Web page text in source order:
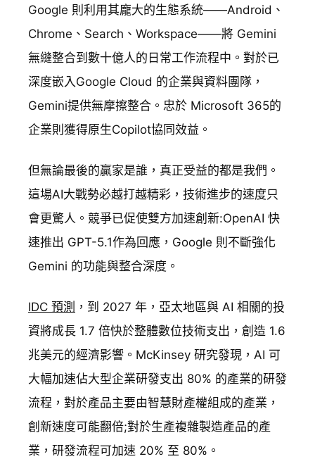
Google 則利用其龐大的生態系統——Android、
Chrome、Search、Workspace——將 Gemini
無縫整合到數十億人的日常工作流程中。對於已
深度嵌入Google Cloud 的企業與資料團隊，
Gemini提供無摩擦整合。忠於 Microsoft 365的
企業則獲得原生Copilot協同效益。
但無論最後的贏家是誰，真正受益的都是我們。
這場AI大戰勢必越打越精彩，技術進步的速度只
會更驚人。競爭已促使雙方加速創新:OpenAI 快
速推出 GPT-5.1作為回應，Google 則不斷強化
Gemini 的功能與整合深度。
IDC 預測 ，到 2027 年，亞太地區與 AI 相關的投
資將成長 1.7 倍快於整體數位技術支出，創造 1.6
兆美元的經濟影響。McKinsey 研究發現，AI 可
大幅加速佔大型企業研發支出 80% 的產業的研發
流程，對於產品主要由智慧財產權組成的產業，
創新速度可能翻倍;對於生產複雜製造產品的產
業，研發流程可加速 20% 至 80%。